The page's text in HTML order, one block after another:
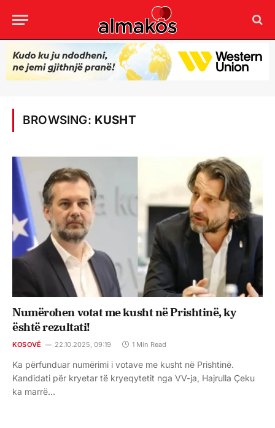
BROWSING: KUSHT
Numërohen votat me kusht në Prishtinë, ky
është rezultati!
KOSOVË 22.10.2025, 09:19 1 Min Read
Ka përfunduar numërimi i votave me kusht në Prishtinë.
Kandidati për kryetar të kryeqytetit nga VV-ja, Hajrulla Çeku
ka marrë…